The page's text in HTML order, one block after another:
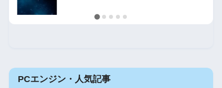
PCエンジン・人気記事